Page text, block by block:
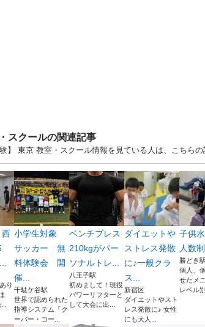
スクールの関連記事
東京 教室・スクール情報を見ている人は、こちらの
西
り
小学生対象
サッカー 無
料体験会 開
催...
千駄ケ谷駅
世界で認められた
指導システム「ク
ーバー・コー...
ベンチプレス
210kgがパー
ソナルトレ...
八王子駅
初めまして！現役
パワーリフターと
して大会に出...
ダイエットや
ストレス発散
に♪一般クラ
ス...
新宿区
ダイエットやスト
レス発散に♪ 女性
にも大人...
子供
人数制
勝どき駅
個人、
せたメ
レベル